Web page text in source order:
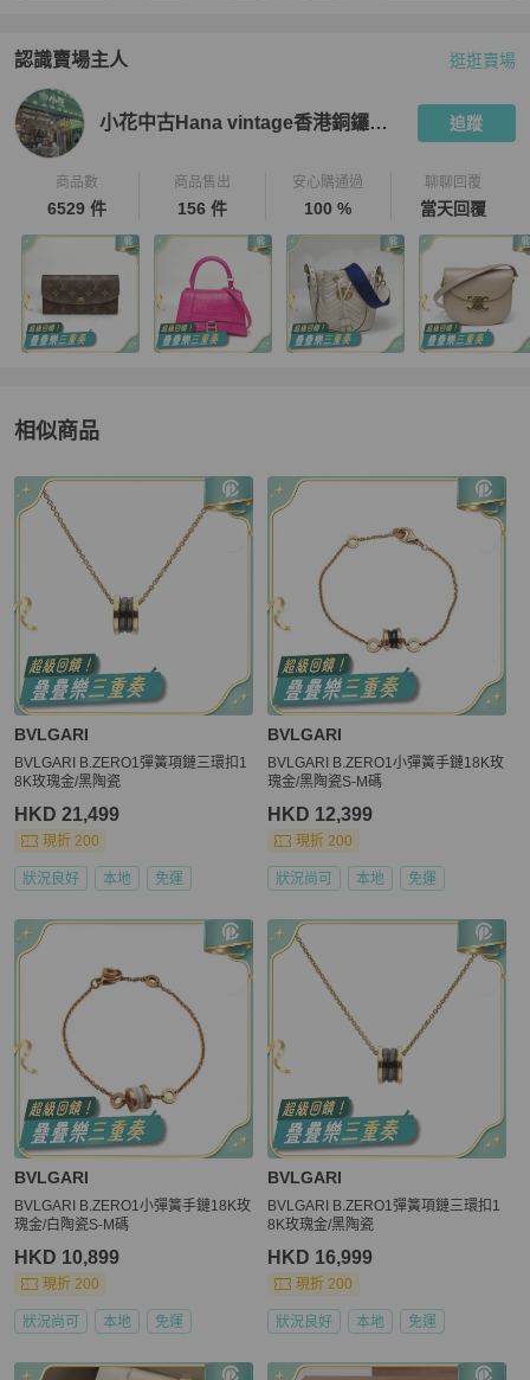
認識賣場主人
PopChill 拍拍圈嚴選賣家 小花中古Hana vintage香港銅鑼灣店
逛逛賣場
小花中古Hana vintage香港銅鑼灣店 追蹤
商品數
6529 件
商品售出
156 件
安心購通過
100 %
聊聊回覆
當天回覆
相似商品
更多相似BVLGARI女士配件推薦精品
BVLGARI
BVLGARI B.ZERO1彈簧項鏈三環扣1
8K玫瑰金/黑陶瓷
HKD 21,499
現折 200
狀況良好 本地 免運
BVLGARI
BVLGARI B.ZERO1小彈簧手鏈18K玫
瑰金/黑陶瓷S-M碼
HKD 12,399
現折 200
狀況尚可 本地 免運
BVLGARI
BVLGARI B.ZERO1小彈簧手鏈18K玫
瑰金/白陶瓷S-M碼
HKD 10,899
現折 200
狀況尚可 本地 免運
BVLGARI
BVLGARI B.ZERO1彈簧項鏈三環扣1
8K玫瑰金/黑陶瓷
HKD 16,999
現折 200
狀況良好 本地 免運